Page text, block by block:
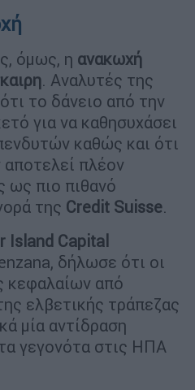
όμως, η ανακωχή
. Αναλυτές της
το δάνειο από την
για να καθησυχάσει
καθώς και ότι
πλέον
ως πιο πιθανό
της Credit Suisse.
Island Capital
δήλωσε ότι οι
κεφαλαίων από
ελβετικής τράπεζας
μία αντίδραση
γεγονότα στις ΗΠΑ